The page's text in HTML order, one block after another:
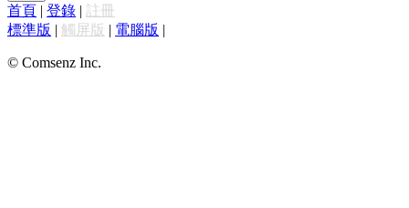
首頁 | 登錄 | 註冊
標準版 | 觸屏版 | 電腦版 |
© Comsenz Inc.